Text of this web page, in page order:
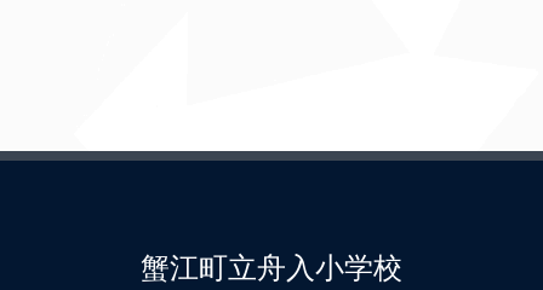
蟹江町立舟入小学校